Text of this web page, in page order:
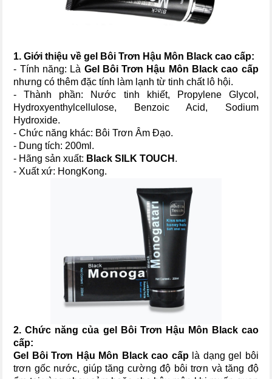
1. Giới thiệu vềgel Bôi Trơn Hậu Môn Black cao cấp:
- Tính năng: Là Gel Bôi Trơn Hậu Môn Black cao cấp
nhưng có thêm đặc tính làm lạnh từ tinh chất lô hội.
- Thành phần: Nước tinh khiết, Propylene Glycol,
Hydroxyenthylcellulose, Benzoic Acid, Sodium
Hydroxide.
- Chức năng khác: Bôi Trơn Âm Đạo.
- Dung tích: 200ml.
- Hãng sản xuất: Black SILK TOUCH .
- Xuất xứ: HongKong.
2. Chức năng của gel Bôi Trơn Hậu Môn Black cao
cấp:
Gel Bôi Trơn Hậu Môn Black cao cấplà dạng gel bôi
trơn gốc nước, giúp tăng cường độ bôi trơn và tăng độ